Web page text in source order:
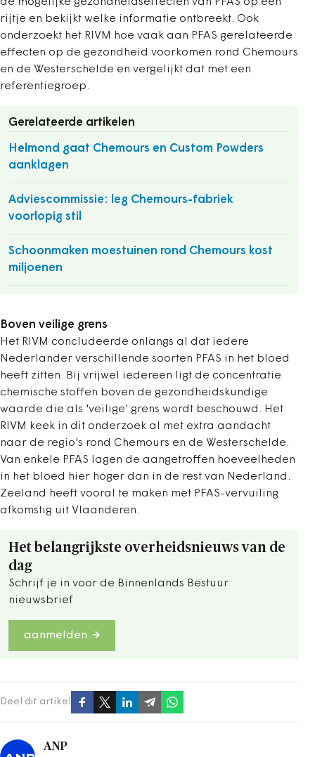
rijtje en bekijkt welke informatie ontbreekt. Ook
onderzoekt het RIVM hoe vaak aan PFAS gerelateerde
effecten op de gezondheid voorkomen rond Chemours
en de Westerschelde en vergelijkt dat met een
referentiegroep.
Gerelateerde artikelen
Helmond gaat Chemours en Custom Powders
aanklagen
Adviescommissie: leg Chemours-fabriek
voorlopig stil
Schoonmaken moestuinen rond Chemours kost
miljoenen
Boven veilige grens
Het RIVM concludeerde onlangs al dat iedere
Nederlander verschillende soorten PFAS in het bloed
heeft zitten. Bij vrijwel iedereen ligt de concentratie
chemische stoffen boven de gezondheidskundige
waarde die als 'veilige' grens wordt beschouwd. Het
RIVM keek in dit onderzoek al met extra aandacht
naar de regio's rond Chemours en de Westerschelde.
Van enkele PFAS lagen de aangetroffen hoeveelheden
in het bloed hier hoger dan in de rest van Nederland.
Zeeland heeft vooral te maken met PFAS-vervuiling
afkomstig uit Vlaanderen.
Het belangrijkste overheidsnieuws van de
dag
Schrijf je in voor de Binnenlands Bestuur
nieuwsbrief
aanmelden
Deel dit artikel
ANP